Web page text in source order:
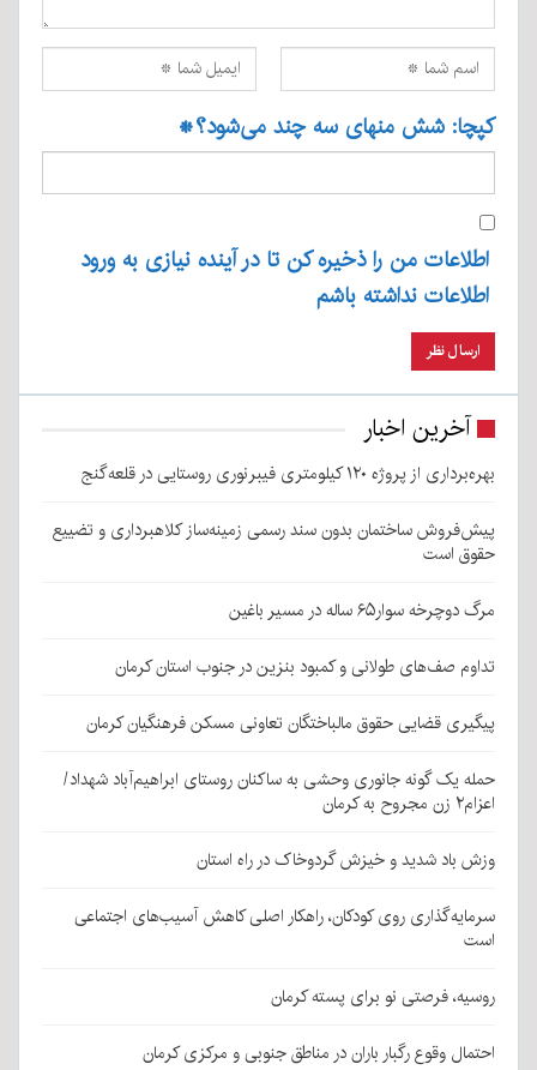
کپچا: شش منهای سه چند می‌شود؟*
اطلاعات من را ذخیره کن تا در آینده نیازی به ورود
اطلاعات نداشته باشم
آخرین اخبار
بهره‌برداری از پروژه ۱۲۰ کیلومتری فیبرنوری روستایی در قلعه‌گنج
پیش‌فروش ساختمان بدون سند رسمی زمینه‌ساز کلاهبرداری و تضییع
حقوق است
مرگ دوچرخه سوار۶۵ ساله در مسیر باغین
تداوم صف‌های طولانی و کمبود بنزین در جنوب استان کرمان
پیگیری قضایی حقوق مالباختگان تعاونی مسکن فرهنگیان کرمان
حمله یک گونه جانوری وحشی به ساکنان روستای ابراهیم‌آباد شهداد/
اعزام۲ زن مجروح به کرمان
وزش باد شدید و خیزش گردوخاک در راه استان
سرمایه‌گذاری روی کودکان، راهکار اصلی کاهش آسیب‌های اجتماعی
است
روسیه، فرصتی نو برای پسته کرمان
احتمال وقوع رگبار باران در مناطق جنوبی و مرکزی کرمان